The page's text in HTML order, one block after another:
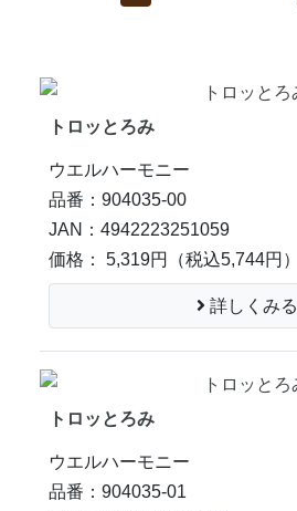
トロッとろみ
ウエルハーモニー
品番：904035-00
JAN：4942223251059
価格： 5,319円
（税込5,744円）
詳しくみる
トロッとろみ
ウエルハーモニー
品番：904035-01